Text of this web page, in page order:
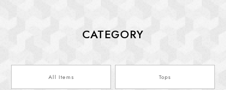
CATEGORY
All Items Tops